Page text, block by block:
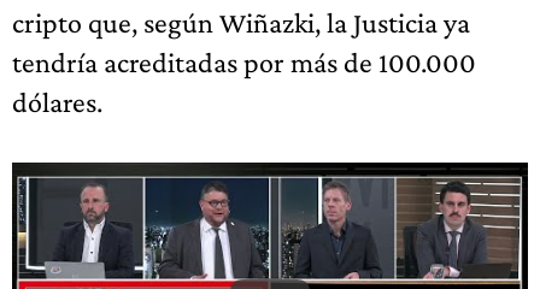
cripto que, según Wiñazki, la Justicia ya
tendría acreditadas por más de 100.000
dólares.